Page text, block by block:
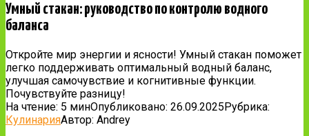
Умный стакан: руководство по контролю водного
баланса
Откройте мир энергии и ясности! Умный стакан поможет
легко поддерживать оптимальный водный баланс,
улучшая самочувствие и когнитивные функции.
Почувствуйте разницу!
На чтение: 5 минОпубликовано: 26.09.2025Рубрика:
КулинарияАвтор: Andrey